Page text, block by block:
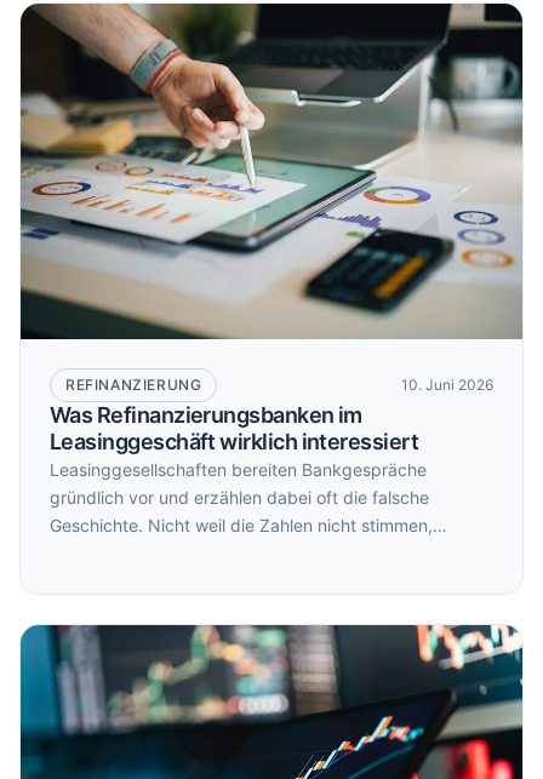
REFINANZIERUNG 10. Juni 2026
Was Refinanzierungsbanken im
Leasinggeschäft wirklich interessiert
Leasinggesellschaften bereiten Bankgespräche
gründlich vor und erzählen dabei oft die falsche
Geschichte. Nicht weil die Zahlen nicht stimmen,
verhandelt anders. Und zu anderen Konditionen.